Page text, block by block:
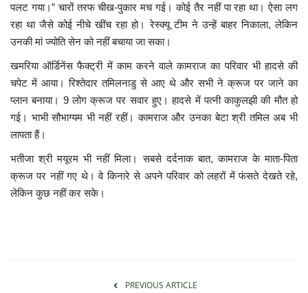
पलट गया।” चारों तरफ चीख-पुकार मच गई। कोई तैर नहीं पा रहा था। ऐसा लग
रहा था जैसे कोई नीचे खींच रहा हो। रेस्क्यू टीम ने उन्हें बाहर निकाला, लेकिन
उनकी मां ज्योति सेन को नहीं बचाया जा सका।
खमरिया ऑर्डिनेंस फैक्ट्री में काम करने वाले कामराज का परिवार भी हादसे की
चपेट में आया। रिश्तेदार तमिलनाडु से आए थे और सभी ने क्रूज पर जाने का
प्लान बनाया। 9 लोग क्रूज पर सवार हुए। हादसे में पत्नी काकुलझी की मौत हो
गई। भाभी सौभाग्यम भी नहीं रहीं। कामराज और उनका बेटा श्री तमिल अब भी
लापता हैं।
भतीजा श्री मयूरम भी नहीं मिला। सबसे दर्दनाक बात, कामराज के माता-पिता
क्रूज पर नहीं गए थे। वे किनारे से अपने परिवार को लहरों में फंसते देखते रहे,
लेकिन कुछ नहीं कर सके।
PREVIOUS ARTICLE